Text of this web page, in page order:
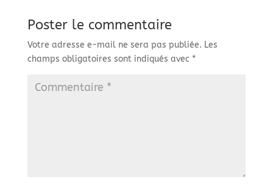
Poster le commentaire
Votre adresse e-mail ne sera pas publiée. Les
champs obligatoires sont indiqués avec *